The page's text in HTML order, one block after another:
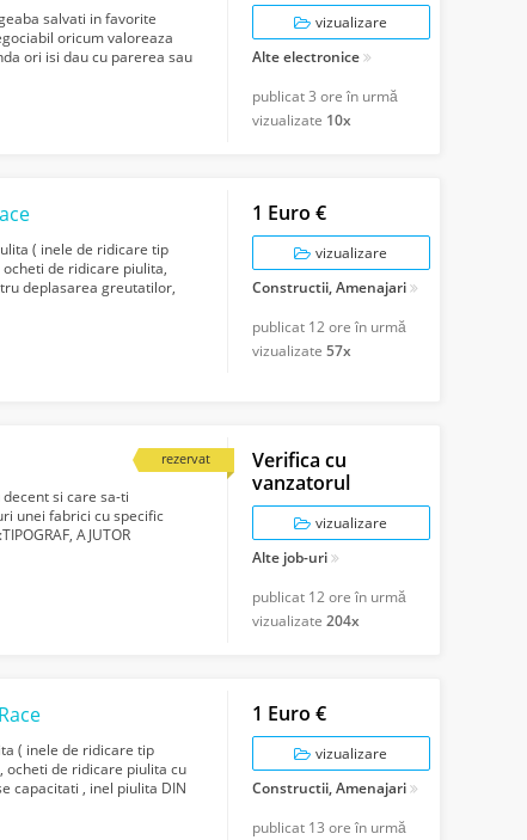
salvati in favorite
oricum valoreaza
ori isi dau cu parerea sau
vizualizare
Alte electronice
publicat3 ore în urmă
vizualizate 10x
( inele de ridicare tip
de ridicare piulita,
deplasarea greutatilor,
1 Euro €
vizualizare
Constructii, Amenajari
publicat 12 ore în urmă
vizualizate 57x
rezervat
si care sa-ti
unei fabrici cu specific
AJUTOR
Verifica cu
vanzatorul
vizualizare
Alte job-uri
publicat 12 ore în urmă
vizualizate 204x
( inele de ridicare tip
ocheti de ridicare piulita cu
capacitati , inel piulita DIN
1 Euro €
vizualizare
Constructii, Amenajari
publicat 13 ore în urmă